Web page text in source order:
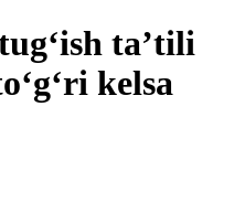
ta’tili
kelsa